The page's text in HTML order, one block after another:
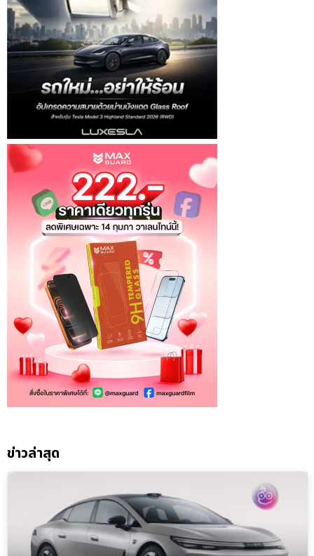
ข่าวล่าสุด